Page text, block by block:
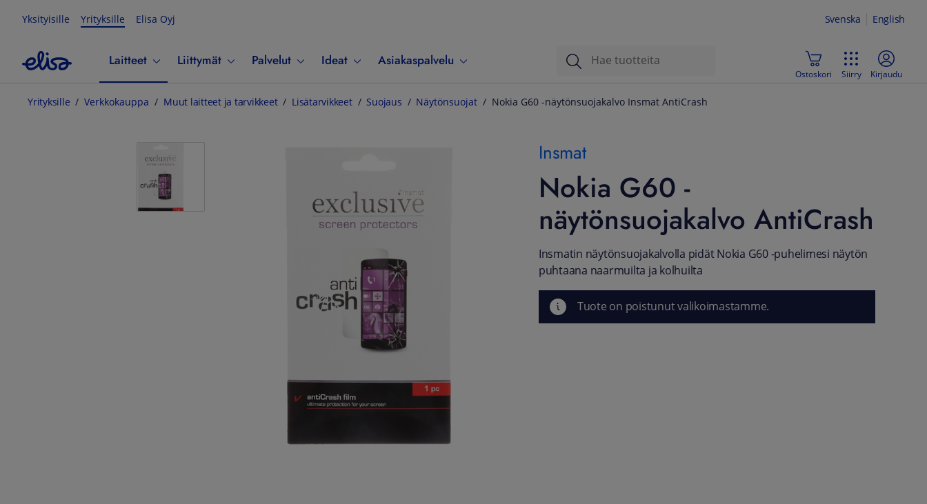
Yksityisille Yrityksille Elisa Oyj Svenska English
Laitteet Liittymät Palvelut Ideat Asiakaspalvelu
Ostoskori Siirry Kirjaudu
Yrityksille Verkkokauppa Muut laitteet ja tarvikkeet Lisätarvikkeet Suojaus Näytönsuojat Nokia G60 -näytönsuojakalvo Insmat AntiCrash
Insmat
Nokia G60 -
näytönsuojakalvo AntiCrash
Insmatin näytönsuojakalvolla pidät Nokia G60 -puhelimesi näytön
puhtaana naarmuilta ja kolhuilta
Tuote on poistunut valikoimastamme.